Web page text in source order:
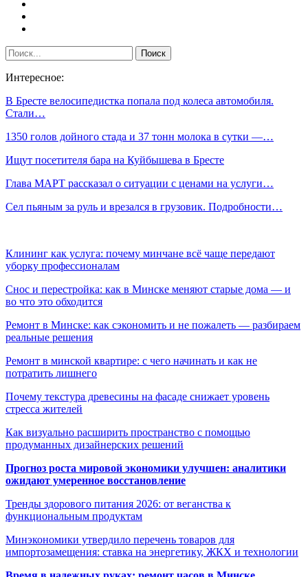
Интересное:
В Бресте велосипедистка попала под колеса автомобиля.
Стали…
1350 голов дойного стада и 37 тонн молока в сутки —…
Ищут посетителя бара на Куйбышева в Бресте
Глава МАРТ рассказал о ситуации с ценами на услуги…
Сел пьяным за руль и врезался в грузовик. Подробности…
Клининг как услуга: почему минчане всё чаще передают
уборку профессионалам
Снос и перестройка: как в Минске меняют старые дома — и
во что это обходится
Ремонт в Минске: как сэкономить и не пожалеть — разбираем
реальные решения
Ремонт в минской квартире: с чего начинать и как не
потратить лишнего
Почему текстура древесины на фасаде снижает уровень
стресса жителей
Как визуально расширить пространство с помощью
продуманных дизайнерских решений
Прогноз роста мировой экономики улучшен: аналитики
ожидают умеренное восстановление
Тренды здорового питания 2026: от веганства к
функциональным продуктам
Минэкономики утвердило перечень товаров для
импортозамещения: ставка на энергетику, ЖКХ и технологии